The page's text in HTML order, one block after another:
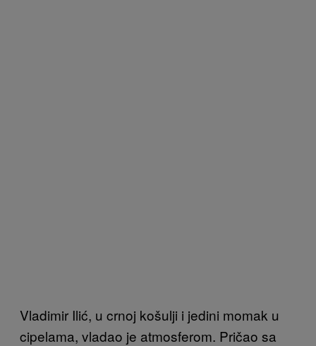
Vladimir Ilić, u crnoj košulji i jedini momak u
cipelama, vladao je atmosferom. Pričao sa